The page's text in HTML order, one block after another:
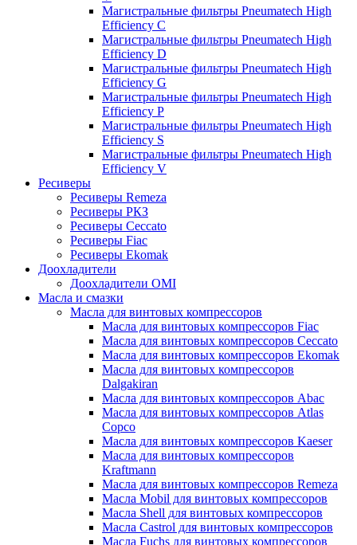
Магистральные фильтры Pneumatech High
Efficiency C
Магистральные фильтры Pneumatech High
Efficiency D
Магистральные фильтры Pneumatech High
Efficiency G
Магистральные фильтры Pneumatech High
Efficiency P
Магистральные фильтры Pneumatech High
Efficiency S
Магистральные фильтры Pneumatech High
Efficiency V
Ресиверы
Ресиверы Remeza
Ресиверы РКЗ
Ресиверы Ceccato
Ресиверы Fiac
Ресиверы Ekomak
Доохладители
Доохладители OMI
Масла и смазки
Масла для винтовых компрессоров
Масла для винтовых компрессоров Fiac
Масла для винтовых компрессоров Ceccato
Масла для винтовых компрессоров Ekomak
Масла для винтовых компрессоров
Dalgakiran
Масла для винтовых компрессоров Abac
Масла для винтовых компрессоров Atlas
Copco
Масла для винтовых компрессоров Kaeser
Масла для винтовых компрессоров
Kraftmann
Масла для винтовых компрессоров Remeza
Масла Mobil для винтовых компрессоров
Масла Shell для винтовых компрессоров
Масла Castrol для винтовых компрессоров
Масла Fuchs для винтовых компрессоров